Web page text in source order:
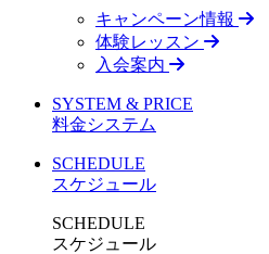
キャンペーン情報
体験レッスン
入会案内
SYSTEM & PRICE
料金システム
SCHEDULE
スケジュール
SCHEDULE
スケジュール